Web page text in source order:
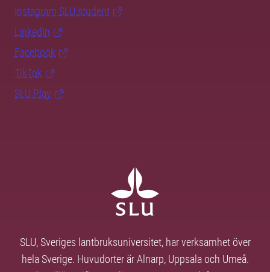
Instagram SLU.student
LinkedIn
Facebook
TikTok
SLU Play
SLU, Sveriges lantbruksuniversitet, har verksamhet över
hela Sverige. Huvudorter är Alnarp, Uppsala och Umeå.